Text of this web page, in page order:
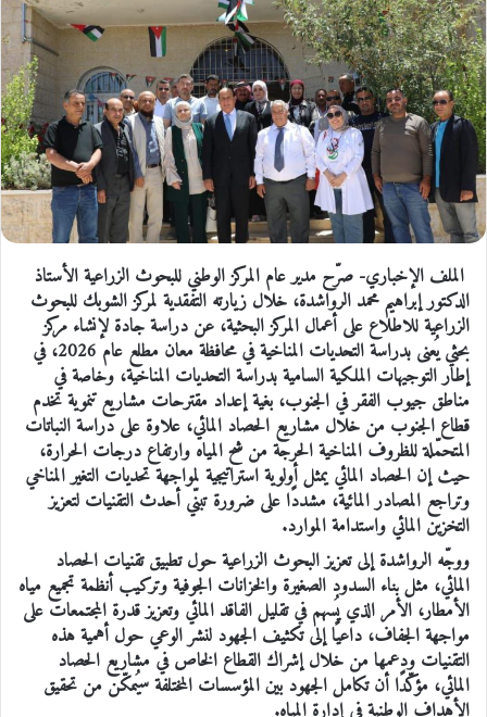
الملف الإخباري- صرّح مدير عام المركز الوطني للبحوث الزراعية الأستاذ
الدكتور إبراهيم محمد الرواشدة، خلال زيارته التفقدية لمركز الشوبك للبحوث
الزراعية للاطلاع على أعمال المركز البحثية، عن دراسة جادة لإنشاء مركز
بحثي يُعنى بدراسة التحديات المناخية في محافظة معان مطلع عام 2026، في
إطار التوجيهات الملكية السامية بدراسة التحديات المناخية، وخاصة في
مناطق جيوب الفقر في الجنوب، بغية إعداد مقترحات مشاريع تنموية تخدم
قطاع الجنوب من خلال مشاريع الحصاد المائي، علاوة على دراسة النباتات
المتحمّلة للظروف المناخية الحرجة من شح المياه وارتفاع درجات الحرارة،
حيث إن الحصاد المائي يمثل أولوية استراتيجية لمواجهة تحديات التغير المناخي
وتراجع المصادر المائية، مشددًا على ضرورة تبنّي أحدث التقنيات لتعزيز
التخزين المائي واستدامة الموارد.
ووجّه الرواشدة إلى تعزيز البحوث الزراعية حول تطبيق تقنيات الحصاد
المائي، مثل بناء السدود الصغيرة والخزانات الجوفية وتركيب أنظمة تجميع مياه
الأمطار، الأمر الذي يُسهم في تقليل الفاقد المائي وتعزيز قدرة المجتمعات على
مواجهة الجفاف، داعيًا إلى تكثيف الجهود لنشر الوعي حول أهمية هذه
التقنيات ودعمها من خلال إشراك القطاع الخاص في مشاريع الحصاد
المائي، مؤكّدًا أن تكامل الجهود بين المؤسسات المختلفة سيُمكّن من تحقيق